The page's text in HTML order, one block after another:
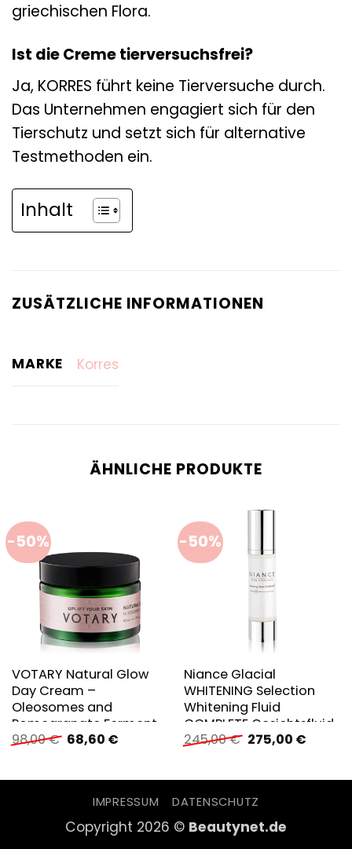
griechischen Flora.
Ist die Creme tierversuchsfrei?
Ja, KORRES führt keine Tierversuche durch.
Das Unternehmen engagiert sich für den
Tierschutz und setzt sich für alternative
Testmethoden ein.
Inhalt
ZUSÄTZLICHE INFORMATIONEN
MARKE Korres
ÄHNLICHE PRODUKTE
-50%
VOTARY Natural Glow
Day Cream –
Oleosomes and
Pomegranate Ferment
Gesichtscreme
98,00€ Ursprünglicher
Preis
98,00 €
68,60 €Aktueller
68,60 €.
-50%
Niance Glacial
WHITENING Selection
Whitening Fluid
COMPLETE Gesichtsfluid
245,00€ Ursprünglicher
Preis
245,00 €
275,00 €
275,00
IMPRESSUM DATENSCHUTZ
Copyright 2026 © Beautynet.de